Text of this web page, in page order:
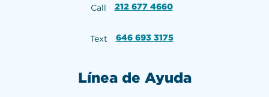
Call 212 677 4660
Text 646 693 3175
Línea de Ayuda